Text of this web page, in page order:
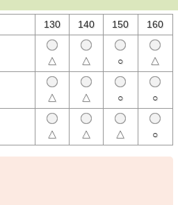
ース（キッズ）サイズ半袖Tシャツ。
イント、背面にニューエラの歴代ロゴ
アーカイブデザイン。 8ozのコットン
りとした着心地のボディは、今シーズ
ト、着丈はそのままに身幅と袖周りに
ング。
立された100年を超える歴史を持つス
ドです。
130 140 150 160
△
△ ○ △
△
△ ○ ○
△
△ △ ○